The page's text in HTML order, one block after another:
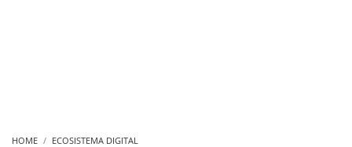
HOME
ECOSISTEMA DIGITAL